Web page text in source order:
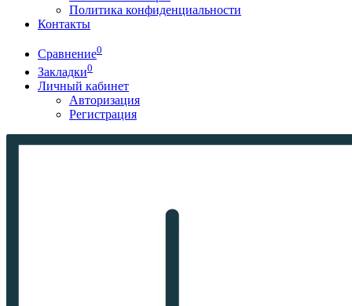
Политика конфиденциальности
Контакты
Сравнение0
Закладки0
Личный кабинет
Авторизация
Регистрация